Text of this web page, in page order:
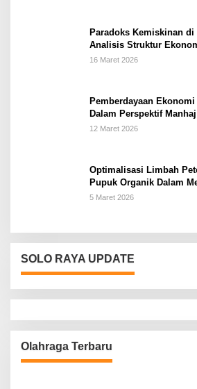
Paradoks Kemiskinan di
Analisis Struktur
Pemberdayaan Berbasis
16 Maret 2026
Pemberdayaan
Dalam Perspektif
Untuk Penguatan
12 Maret 2026
Optimalisasi Limbah
Pupuk Organik Dalam
Pangan Rumah Tangga
5 Maret 2026
SOLO RAYA UPDATE
Olahraga Terbaru